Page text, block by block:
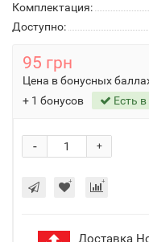
Комплектация:
Доступно:
95 грн
Цена в бонусных
+ 1 бонусов
Есть
+
-
Доставка